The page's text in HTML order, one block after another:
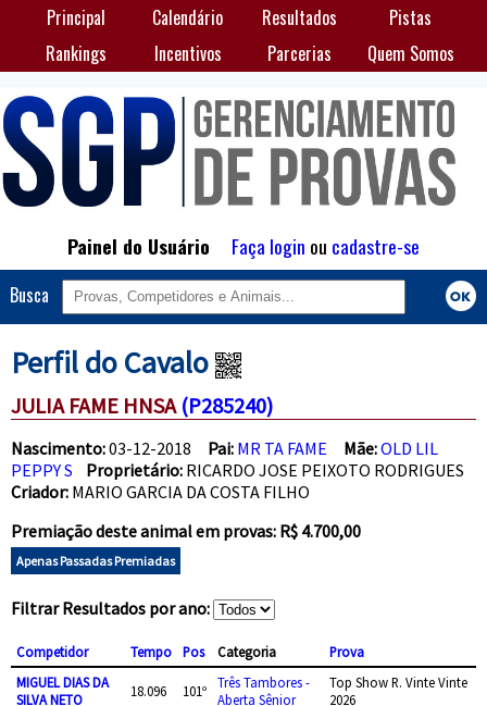
Principal Calendário Resultados
Pistas
Rankings
Incentivos Parcerias Quem Somos
Painel do Usuário Faça login ou cadastre-se
Busca
Perfil do Cavalo
JULIA FAME HNSA (P285240)
Nascimento:03-12-2018 Pai: MR TA FAME Mãe:OLD LIL
PEPPY S
Proprietário: RICARDO JOSE PEIXOTO RODRIGUES
Criador: MARIO GARCIA DA COSTA FILHO
Premiação deste animal em provas: R$ 4.700,00
Apenas Passadas Premiadas
Filtrar Resultados por ano:
Competidor Tempo Pos Categoria
Prova
MIGUEL DIAS DA
SILVA NETO
18.096 101º
Três Tambores -
Aberta Sênior
Top Show R. Vinte Vinte
2026